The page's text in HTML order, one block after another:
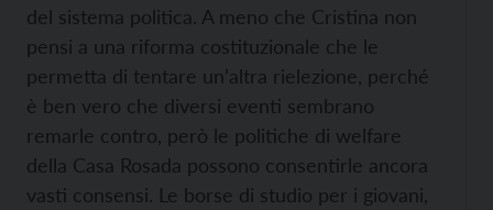
del sistema politica. A meno che Cristina non
pensi a una riforma costituzionale che le
permetta di tentare un’altra rielezione, perché
è ben vero che diversi eventi sembrano
remarle contro, però le politiche di welfare
della Casa Rosada possono consentirle ancora
vasti consensi. Le borse di studio per i giovani,